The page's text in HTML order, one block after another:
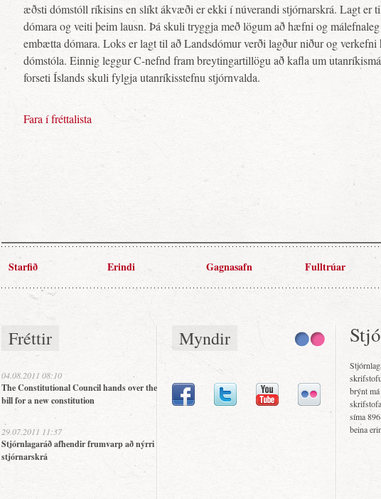
æðsti dómstóll ríkisins en slíkt ákvæði er ekki í núverandi stjórnarskrá. Lagt er
dómara og veiti þeim lausn. Þá skuli tryggja með lögum að hæfni og
embætta dómara. Loks er lagt til að Landsdómur verði lagður niður og
dómstóla. Einnig leggur C-nefnd fram breytingartillögu að kafla um
forseti Íslands skuli fylgja utanríkisstefnu stjórnvalda.
Fara í fréttalista
Starfið Erindi Gagnasafn Fulltrúar
Fréttir
04.08.2011 08:10
The Constitutional Council hands over the
bill for a new constitution
29.07.2011 11:37
Stjórnlagaráð afhendir frumvarp að nýrri
stjórnarskrá
Myndir
brýnt má
síma
beina